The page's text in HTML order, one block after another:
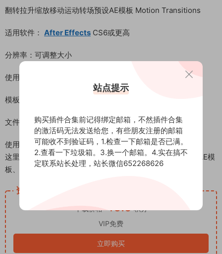
翻转拉升缩放移动运动转场预设AE模板 Motion Transitions
适用软件： After Effects CS6或更高
分辨率：可调整大小
使用插件：无需外置插件
模板音乐：无音乐 （更多AE模板精选参考
文件大小：114M
使用帮助：视频教程
这里是后期屋资源站，欢迎您来后期屋下载影视后期资源（AE模
板、PR模板、音视频频素材各种插件等）
资源下载
下载价格 15.0积分
VIP免费
立即购买
站点提示
购买插件合集前记得绑定邮箱，不然插件合集
的激活码无法发送给您，有些朋友注册的邮箱
可能收不到验证码，1.检查一下邮箱是否已满。
2.查看一下垃圾箱。3.换一个邮箱。4.实在搞不
定联系站长处理，站长微信652268626